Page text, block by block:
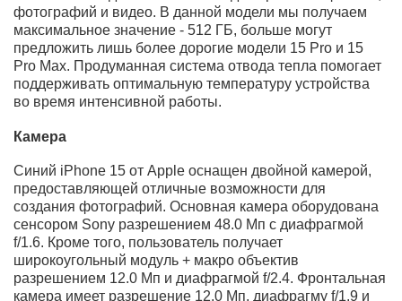
видео. Также в устройстве имеется шумоизолирующий
микрофон, который помогает сократить
нежелательные шумы и обеспечить более ясный и
чистый звук во время разговоров.